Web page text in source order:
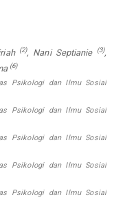
(2), Nani Septianie (3),
(6)
Psikologi dan Ilmu Sosial
Psikologi dan Ilmu Sosial
Psikologi dan Ilmu Sosial
Psikologi dan Ilmu Sosial
Psikologi dan Ilmu Sosial